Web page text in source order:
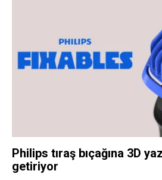
Philips tıraş bıçağına 3D
getiriyor